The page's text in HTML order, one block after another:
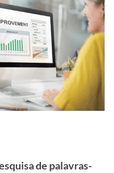
de palavras-